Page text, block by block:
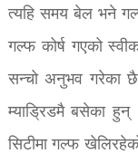
त्यहि समय बेल भने
गल्फ कोर्ष गएको
सन्चो अनुभव गरेका
म्याड्रिडमै बसेका
सिटीमा गल्फ